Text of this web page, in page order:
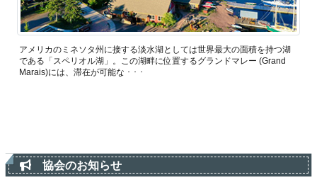
アメリカのミネソタ州に接する淡水湖としては世界最大の面積を持つ湖
である「スペリオル湖」。この湖畔に位置するグランドマレー (Grand
Marais)には、滞在が可能な ･ ･ ･
協会のお知らせ